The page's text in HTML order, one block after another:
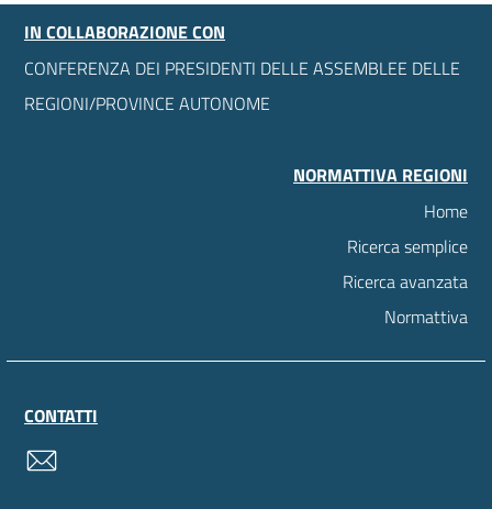
IN COLLABORAZIONE CON
CONFERENZA DEI PRESIDENTI DELLE ASSEMBLEE DELLE
REGIONI/PROVINCE AUTONOME
NORMATTIVA REGIONI
Home
Ricerca semplice
Ricerca avanzata
Normattiva
CONTATTI